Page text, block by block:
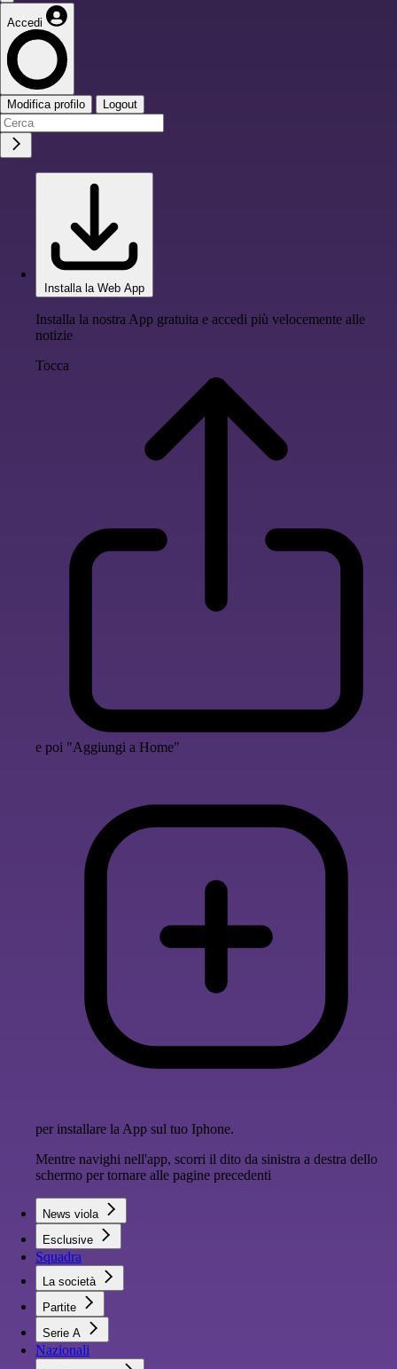
Accedi
Modifica profilo Logout
Installa la Web App
Installa la nostra App gratuita e accedi più velocemente alle
notizie
Tocca
e poi "Aggiungi a Home"
per installare la App sul tuo Iphone.
Mentre navighi nell'app, scorri il dito da sinistra a destra dello
schermo per tornare alle pagine precedenti
News viola
Esclusive
Squadra
La società
Partite
Serie A
Nazionali